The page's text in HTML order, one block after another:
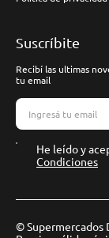
Suscríbite
Recibí las ultimas
tu email
He leído y
Condiciones
© Supermercados